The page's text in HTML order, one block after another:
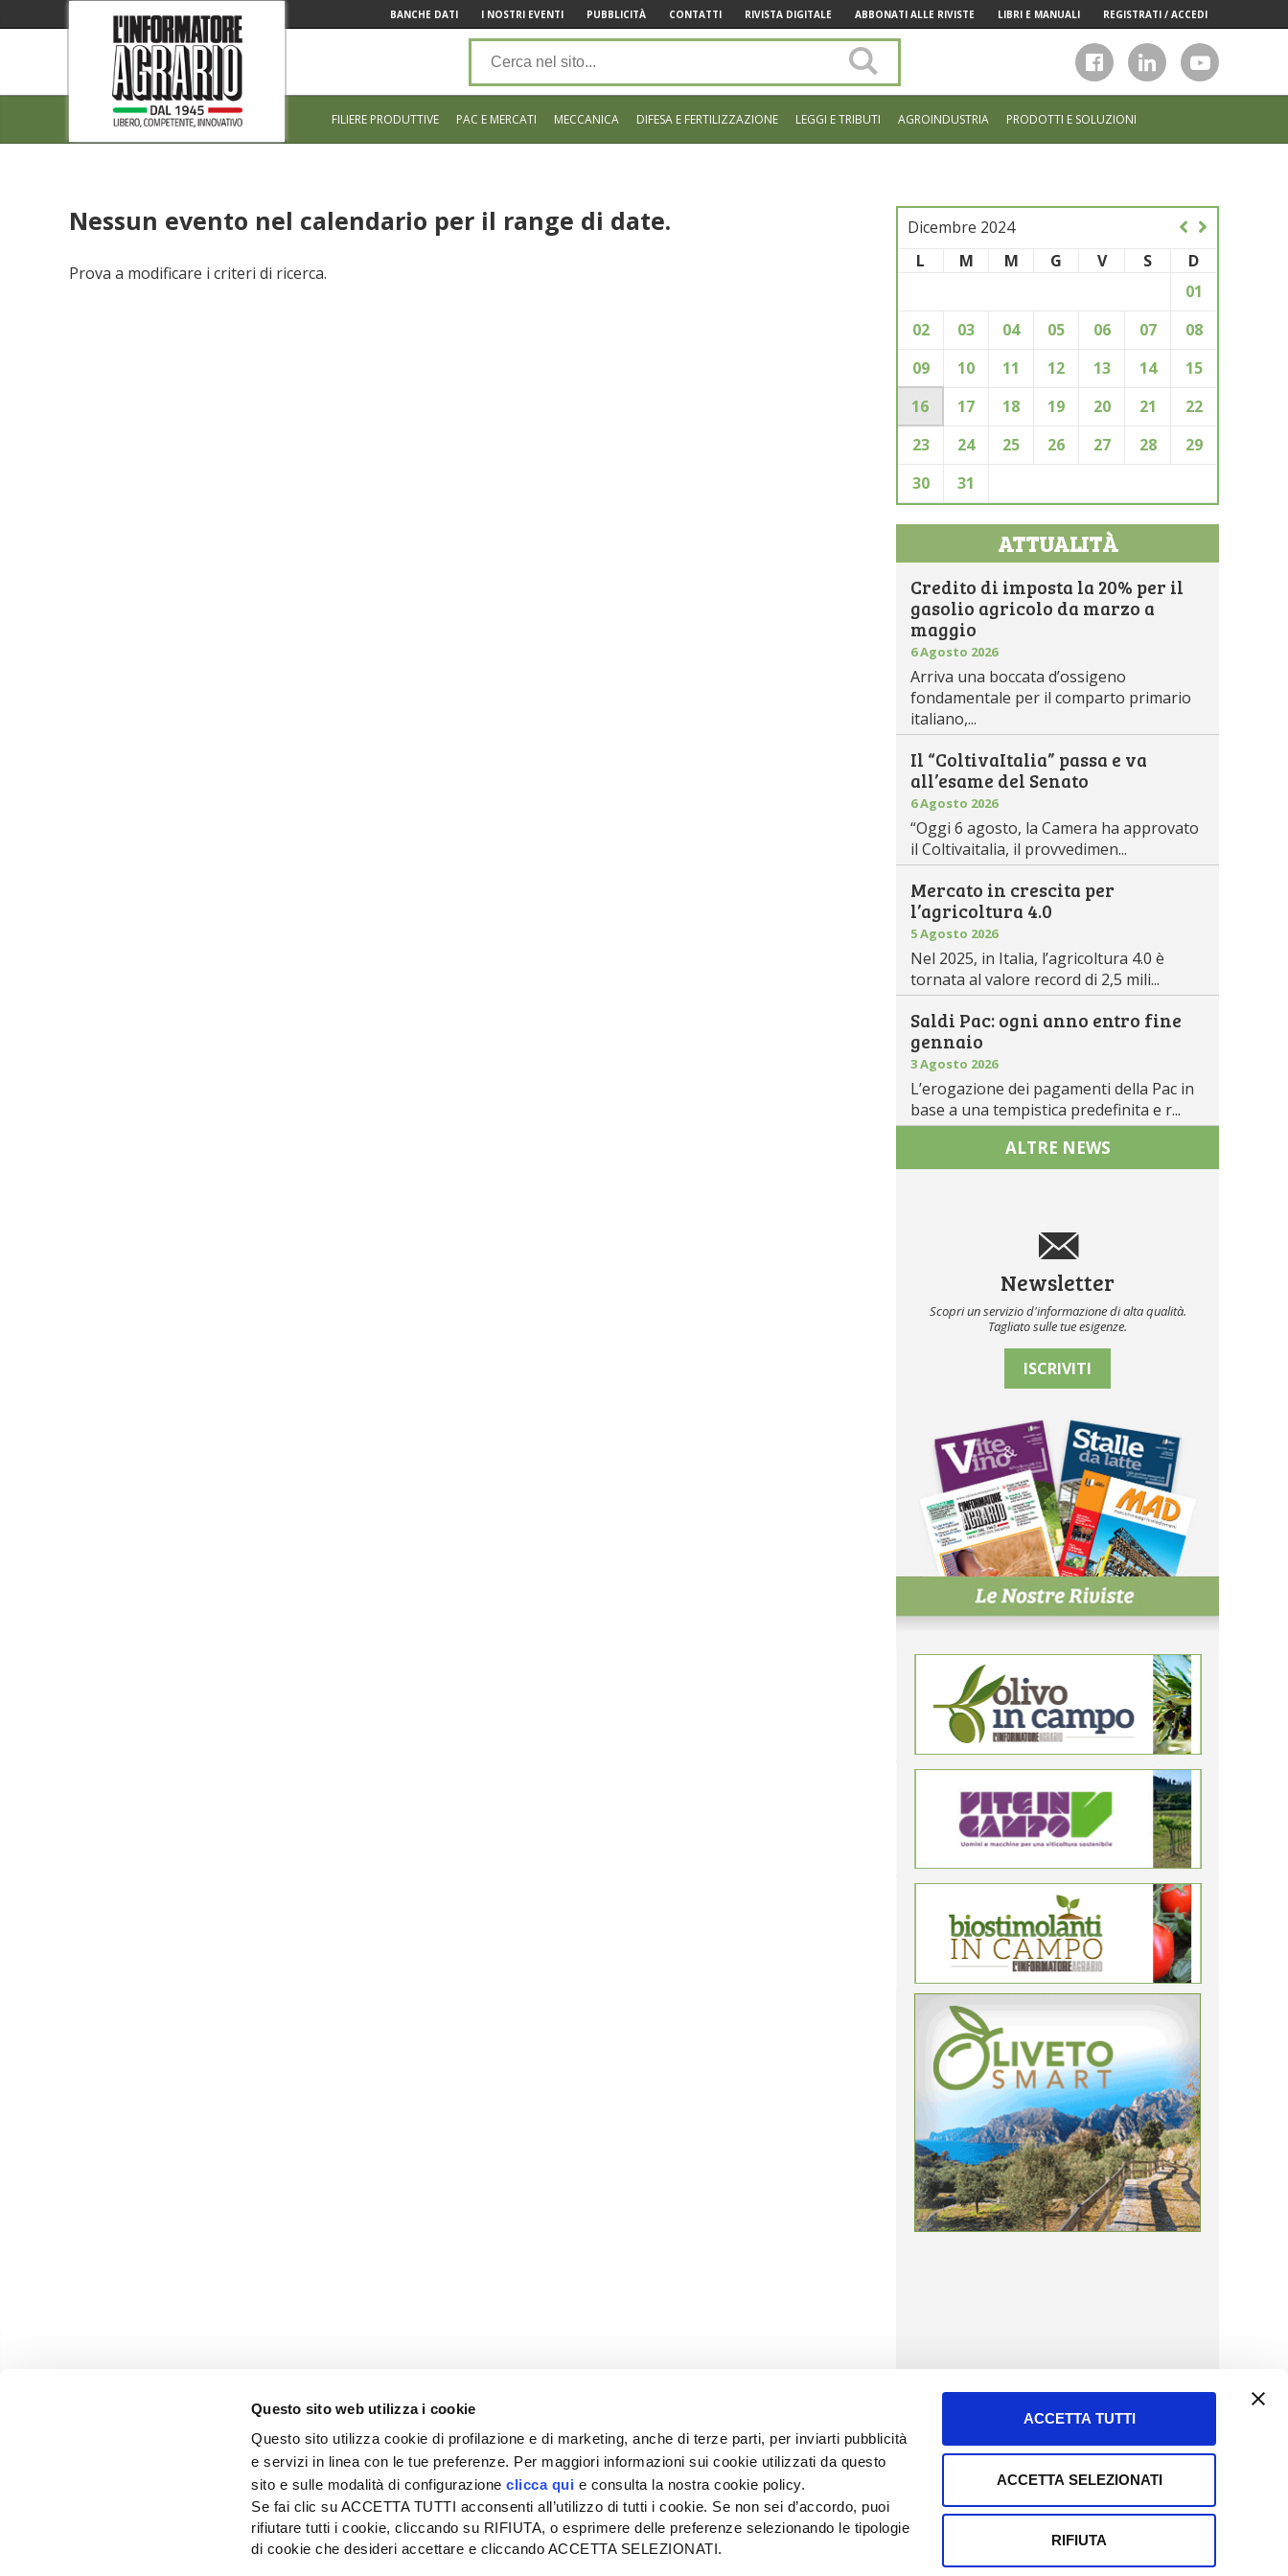
Questo sito web utilizza i cookie
Questo sito utilizza cookie di profilazione e di marketing, anche di terze parti, per inviarti pubblicità
e servizi in linea con le tue preferenze. Per maggiori informazioni sui cookie utilizzati da questo
sito e sulle modalità di configurazioneclicca qui e consulta la nostra cookie policy.
Se fai clic su ACCETTA TUTTI acconsenti all’utilizzo di tutti i cookie. Se non sei d’accordo, puoi
rifiutare tutti i cookie, cliccando su RIFIUTA, o esprimere delle preferenze selezionando le tipologie
di cookie che desideri accettare e cliccando ACCETTA SELEZIONATI.
ACCETTA TUTTI
ACCETTA SELEZIONATI
RIFIUTA
BANCHE DATI I NOSTRI EVENTI PUBBLICITÀ CONTATTI RIVISTA DIGITALE ABBONATI ALLE RIVISTE LIBRI E MANUALI REGISTRATI / ACCEDI
sito
FILIERE PRODUTTIVE PAC E MERCATI MECCANICA DIFESA E FERTILIZZAZIONE LEGGI E TRIBUTI AGROINDUSTRIA PRODOTTI E SOLUZIONI
Nessun evento nel calendario per il range di date.
Prova a modificare i criteri di ricerca.
Dicembre 2024
L
M M G V S
D
01
02
03 04 05 06 07
08
09
10 11 12 13 14
15
16
17 18 19 20 21
22
23
24 25 26 27 28
29
30
31
ATTUALITÀ
Credito di imposta la 20% per il
gasolio agricolo da marzo a
maggio
6 Agosto 2026
Arriva una boccata d’ossigeno
fondamentale per il comparto primario
italiano,...
Il “ColtivaItalia” passa e va
all’esame del Senato
6 Agosto 2026
“Oggi 6 agosto, la Camera ha approvato
il Coltivaitalia, il provvedimen...
Mercato in crescita per
l’agricoltura 4.0
5 Agosto 2026
Nel 2025, in Italia, l’agricoltura 4.0 è
tornata al valore record di 2,5 mili...
Saldi Pac: ogni anno entro fine
gennaio
3 Agosto 2026
L’erogazione dei pagamenti della Pac in
base a una tempistica predefinita e r...
ALTRE NEWS
Newsletter
Scopri un servizio d'informazione di alta qualità.
Tagliato sulle tue esigenze.
ISCRIVITI
EDIZIONI L'INFORMATORE AGRARIO Srl
SEDE
Tel + 39.045.8057511
info@informatoreagrario.it
PUBBLICITÀ
Tel + 39.045.8057523
pubblicita@informatoreagrario.it
Tel + 39.045.8009480
clienti@informatoreagrario.it